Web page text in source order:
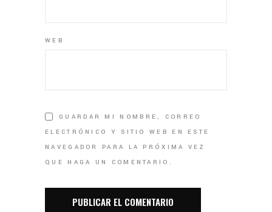
WEB
GUARDAR MI NOMBRE, CORREO
ELECTRÓNICO Y SITIO WEB EN ESTE
NAVEGADOR PARA LA PRÓXIMA VEZ
QUE HAGA UN COMENTARIO.